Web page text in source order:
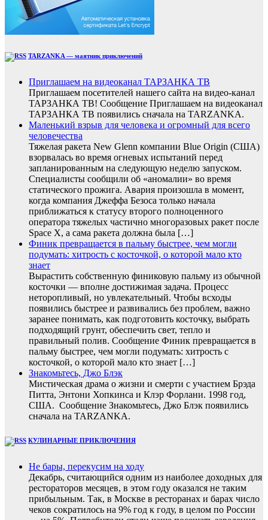
TARZANKA — маятник приключений
Приглашаем на видеоканал ТАРЗАНКА ТВ
Приглашаем посетителей нашего сайта на видео-канал
ТАРЗАНКА ТВ! Сообщение Приглашаем на видеоканал
ТАРЗАНКА ТВ появились сначала на TARZANKA.
Маленький взрыв для человека и огромный для всего
человечества
Тяжелая ракета New Glenn компании Blue Origin (США)
взорвалась во время огневых испытаний перед
запланированным на следующую неделю запуском.
Специалисты сообщили об «аномалии» во время
статического прожига. Авария произошла в момент,
когда компания Джеффа Безоса только начала
приближаться к статусу второго полноценного
оператора тяжелых частично многоразовых ракет после
Space X, а сама ракета должна была […]
Финик превращается в пальму быстрее, чем могли
подумать: хитрость с косточкой, о которой мало кто
знает
Вырастить собственную финиковую пальму из обычной
косточки — вполне достижимая задача. Процесс
неторопливый, но увлекательный. Чтобы всходы
появились быстрее и развивались без проблем, важно
заранее понимать, как подготовить косточку, выбрать
подходящий грунт, обеспечить свет, тепло и
правильный полив. Сообщение Финик превращается в
пальму быстрее, чем могли подумать: хитрость с
косточкой, о которой мало кто знает […]
Знакомьтесь, Джо Блэк
Мистическая драма о жизни и смерти с участием Брэда
Питта, Энтони Хопкинса и Клэр Форлани. 1998 год,
США. Сообщение Знакомьтесь, Джо Блэк появились
сначала на TARZANKA.
КУЛИНАРНЫЕ ПРИКЛЮЧЕНИЯ
Не бары, перекусим на ходу
Декабрь, считающийся одним из наиболее доходных для
рестораторов месяцев, в этом году оказался не таким
прибыльным. Так, в Москве в ресторанах и барах число
чеков сократилось на 9% год к году, в целом по России